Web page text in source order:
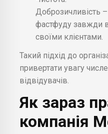
Доброзичливість
фастфуду завжди
своїми клієнтами.
Такий підхід до
привертати увагу
відвідувачів.
Як зараз
компанія